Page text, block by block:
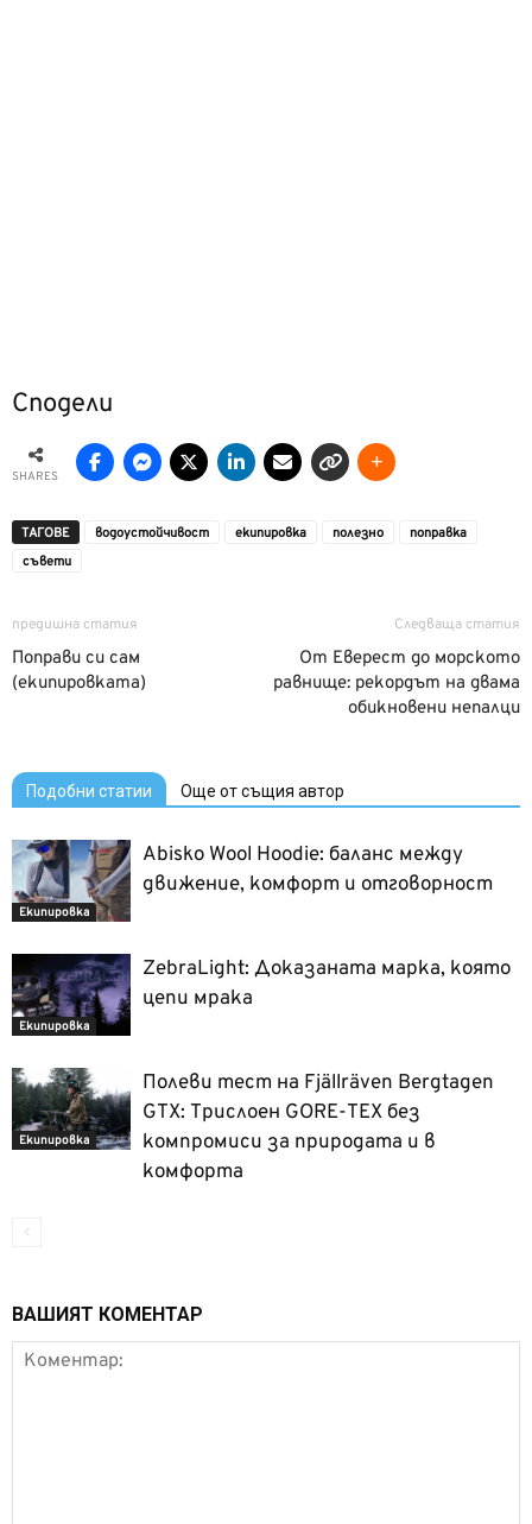
Сподели
SHARES
ТАГОВЕ водоустойчивост екипировка полезно
поправка
съвети
предишна статия
Поправи си сам
(екипировката)
Следваща статия
От Еверест до морското
равнище: рекордът на двама
обикновени непалци
Подобни статии Още от същия автор
Екипировка
Abisko Wool Hoodie: баланс между
движение, комфорт и отговорност
Екипировка
ZebraLight: Доказаната марка, която
цепи мрака
Екипировка
Полеви тест на Fjällräven Bergtagen
GTX: Трислоен GORE-TEX без
компромиси за природата и в
комфорта
ВАШИЯТ КОМЕНТАР